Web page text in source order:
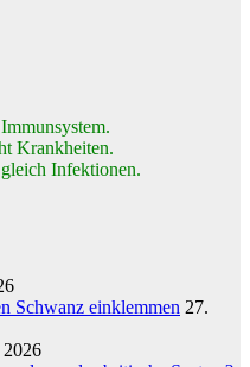
Krankheiten.
Infektionen.
Schwanz einklemmen 27.